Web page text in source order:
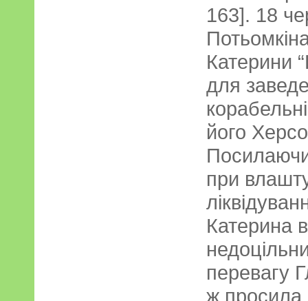
163]. 18
Катерини
для
його
при
Катерина
перевагу
ж